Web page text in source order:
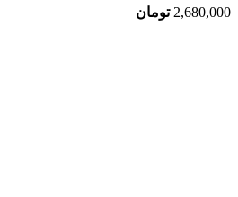
2,680,000 تومان